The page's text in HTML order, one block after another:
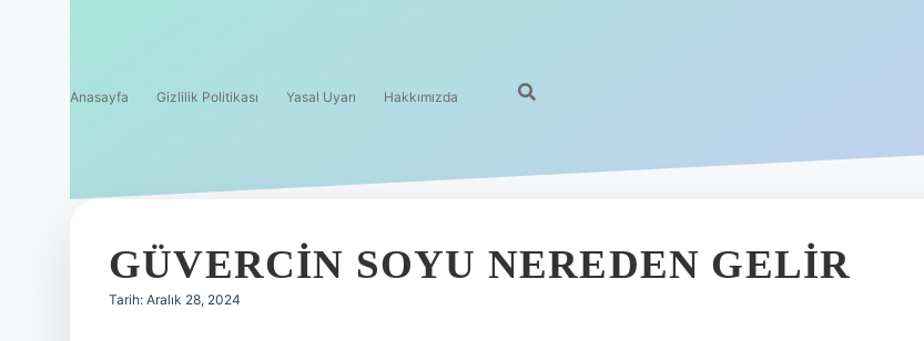
Anasayfa Gizlilik Politikası Yasal Uyarı Hakkımızda
GÜVERCIN SOYU NEREDEN GELIR
Tarih: Aralık 28, 2024